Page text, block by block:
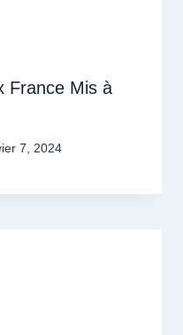
France Mis à
7, 2024